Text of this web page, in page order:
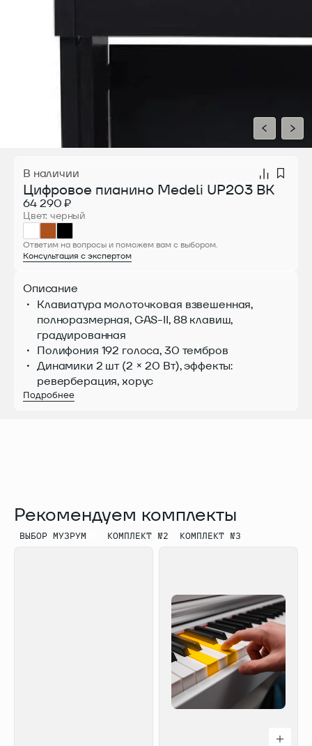
В наличии
Цифровое пианино Medeli UP203 BK
64 290 ₽
Цвет: черный
Ответим на вопросы и поможем вам с выбором.
Консультация с экспертом
Описание
Клавиатура молоточковая взвешенная,
полноразмерная, GAS-II, 88 клавиш,
градуированная
Полифония 192 голоса, 30 тембров
Динамики 2 шт (2 × 20 Вт), эффекты:
реверберация, хорус
Наложение тембров, разделение
Подробнее
Рекомендуем комплекты
ВЫБОР МУЗРУМ КОМПЛЕКТ №2 КОМПЛЕКТ №3